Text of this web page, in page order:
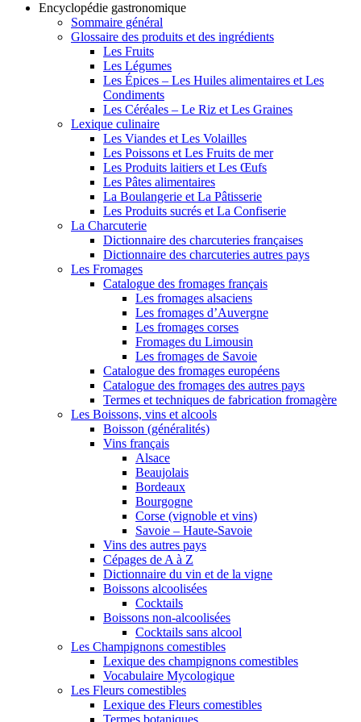
Encyclopédie gastronomique
Sommaire général
Glossaire des produits et des ingrédients
Les Fruits
Les Légumes
Les Épices – Les Huiles alimentaires et Les
Condiments
Les Céréales – Le Riz et Les Graines
Lexique culinaire
Les Viandes et Les Volailles
Les Poissons et Les Fruits de mer
Les Produits laitiers et Les Œufs
Les Pâtes alimentaires
La Boulangerie et La Pâtisserie
Les Produits sucrés et La Confiserie
La Charcuterie
Dictionnaire des charcuteries françaises
Dictionnaire des charcuteries autres pays
Les Fromages
Catalogue des fromages français
Les fromages alsaciens
Les fromages d’Auvergne
Les fromages corses
Fromages du Limousin
Les fromages de Savoie
Catalogue des fromages européens
Catalogue des fromages des autres pays
Termes et techniques de fabrication fromagère
Les Boissons, vins et alcools
Boisson (généralités)
Vins français
Alsace
Beaujolais
Bordeaux
Bourgogne
Corse (vignoble et vins)
Savoie – Haute-Savoie
Vins des autres pays
Cépages de A à Z
Dictionnaire du vin et de la vigne
Boissons alcoolisées
Cocktails
Boissons non-alcoolisées
Cocktails sans alcool
Les Champignons comestibles
Lexique des champignons comestibles
Vocabulaire Mycologique
Les Fleurs comestibles
Lexique des Fleurs comestibles